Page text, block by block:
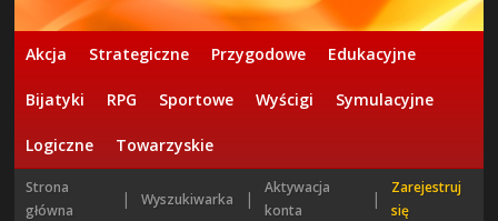
Akcja Strategiczne Przygodowe Edukacyjne
Bijatyki RPG Sportowe Wyścigi Symulacyjne
Logiczne Towarzyskie
Strona
główna
| Wyszukiwarka |
Aktywacja
konta
|
Zarejestruj
się